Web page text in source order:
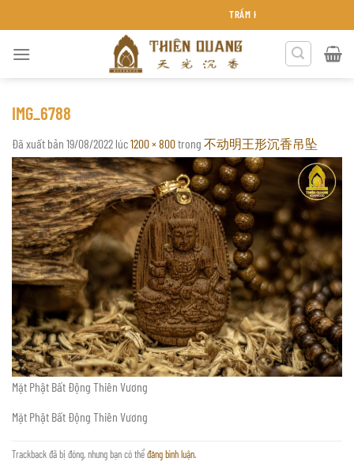
đến
TRẦM HƯƠNG THIÊN QUANG KHÁNH
IMG_6788
Đã xuất bản 19/08/2022 lúc1200 × 800trong 不动明王形沉香吊坠
Mặt Phật Bất Động Thiên Vương
Mặt Phật Bất Động Thiên Vương
Trackback đã bị đóng, nhưng bạn có thểđăng bình luận.